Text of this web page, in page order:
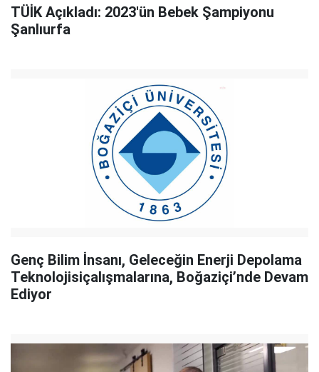
TÜİK Açıkladı: 2023'ün Bebek Şampiyonu
Şanlıurfa
Genç Bilim İnsanı, Geleceğin Enerji Depolama
Teknolojisiçalışmalarına, Boğaziçi’nde Devam
Ediyor